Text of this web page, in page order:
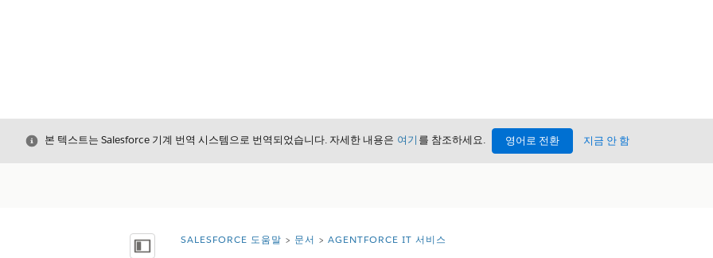
닫기본 텍스트는 Salesforce 기계 번역 시스템으로 번역되었습니다. 자세한 내용은 여기 를 참조하세요. 영어로 전환 지금 안 함
목차 표시 위치:
SALESFORCE 도움말 문서 AGENTFORCE IT 서비스